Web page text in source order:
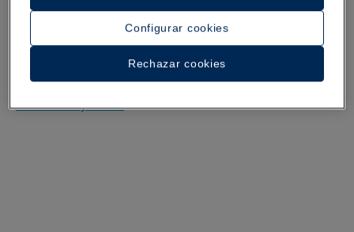
Un paseo por el hotel
Escuchar la experiencia
Ver 27 fotos y vídeos
Configurar cookies
Rechazar cookies